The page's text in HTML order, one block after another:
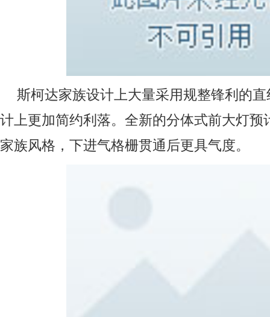
斯柯达家族设计上大量采用规整锋利的
计上更加简约利落。全新的分体式前大灯预
家族风格，下进气格栅贯通后更具气度。